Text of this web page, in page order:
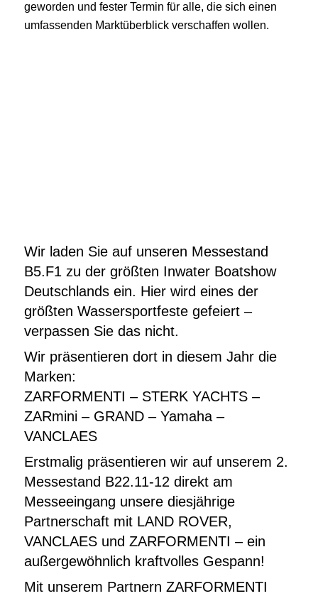
geworden und fester Termin für alle, die sich einen
umfassenden Marktüberblick verschaffen wollen.
Wir laden Sie auf unseren Messestand
B5.F1 zu der größten Inwater Boatshow
Deutschlands ein. Hier wird eines der
größten Wassersportfeste gefeiert –
verpassen Sie das nicht.
Wir präsentieren dort in diesem Jahr die
Marken:
ZARFORMENTI – STERK YACHTS –
ZARmini – GRAND – Yamaha –
VANCLAES
Erstmalig präsentieren wir auf unserem 2.
Messestand B22.11-12 direkt am
Messeeingang unsere diesjährige
Partnerschaft mit LAND ROVER,
VANCLAES und ZARFORMENTI – ein
außergewöhnlich kraftvolles Gespann!
Mit unserem Partnern ZARFORMENTI